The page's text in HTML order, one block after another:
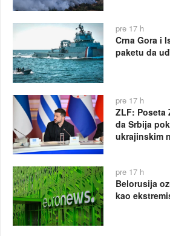
pre 17 h
Crna Gora i
paketu da
pre 17 h
ZLF: Poseta
da Srbija
ukrajinskim
pre 17 h
Belorusija
kao